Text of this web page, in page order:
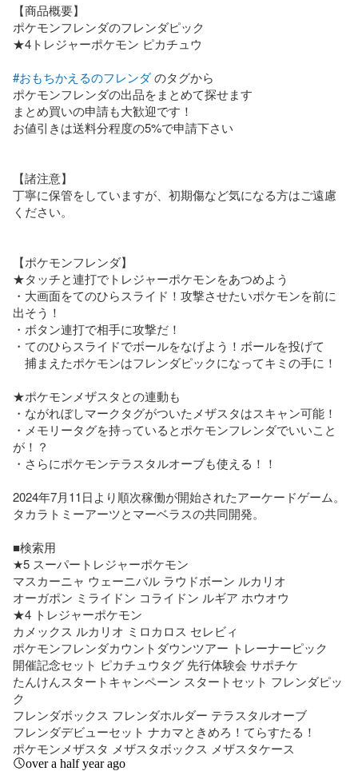
【商品概要】
ポケモンフレンダのフレンダピック
★4トレジャーポケモン ピカチュウ
#おもちかえるのフレンダ のタグから
ポケモンフレンダの出品をまとめて探せます
まとめ買いの申請も大歓迎です！
お値引きは送料分程度の5%で申請下さい
【諸注意】
丁寧に保管をしていますが、初期傷など気になる方はご遠慮
ください。
【ポケモンフレンダ】
★タッチと連打でトレジャーポケモンをあつめよう
・大画面をてのひらスライド！攻撃させたいポケモンを前に
出そう！
・ボタン連打で相手に攻撃だ！
・てのひらスライドでボールをなげよう！ボールを投げて
捕まえたポケモンはフレンダピックになってキミの手に！
★ポケモンメザスタとの連動も
・ながれぼしマークタグがついたメザスタはスキャン可能！
・メモリータグを持っているとポケモンフレンダでいいこと
が！？
・さらにポケモンテラスタルオーブも使える！！
2024年7月11日より順次稼働が開始されたアーケードゲーム。
タカラトミーアーツとマーベラスの共同開発。
■検索用
★5 スーパートレジャーポケモン
マスカーニャ ウェーニバル ラウドボーン ルカリオ
オーガポン ミライドン コライドン ルギア ホウオウ
★4 トレジャーポケモン
カメックス ルカリオ ミロカロス セレビィ
ポケモンフレンダカウントダウンツアー トレーナーピック
開催記念セット ピカチュウタグ 先行体験会 サポチケ
たんけんスタートキャンペーン スタートセット フレンダピッ
ク
フレンダボックス フレンダホルダー テラスタルオーブ
フレンダデビューセット ナカマときめろ！てらすたる！
ポケモンメザスタ メザスタボックス メザスタケース
over a half year ago